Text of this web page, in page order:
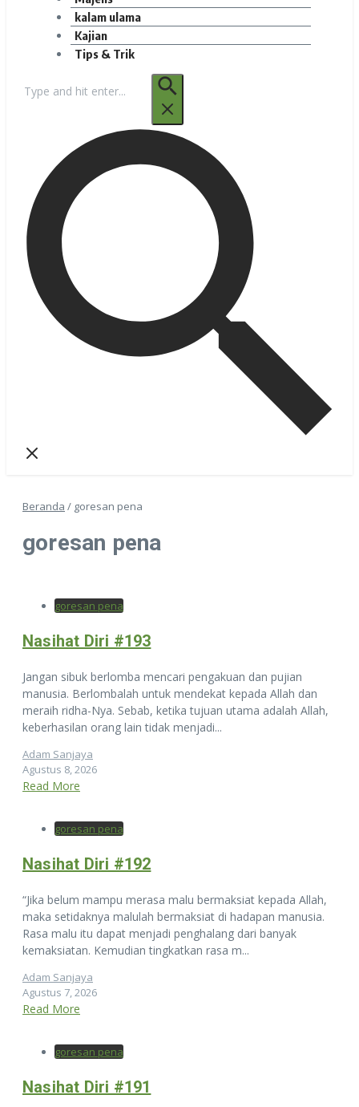
kalam ulama
Kajian
Tips & Trik
untuk:
Beranda / goresan pena
goresan pena
goresan pena
Nasihat Diri #193
Jangan sibuk berlomba mencari pengakuan dan pujian
manusia. Berlombalah untuk mendekat kepada Allah dan
meraih ridha-Nya. Sebab, ketika tujuan utama adalah Allah,
keberhasilan orang lain tidak menjadi...
Adam Sanjaya
Agustus 8, 2026
Read More
goresan pena
Nasihat Diri #192
“Jika belum mampu merasa malu bermaksiat kepada Allah,
maka setidaknya malulah bermaksiat di hadapan manusia.
Rasa malu itu dapat menjadi penghalang dari banyak
kemaksiatan. Kemudian tingkatkan rasa m...
Adam Sanjaya
Agustus 7, 2026
Read More
goresan pena
Nasihat Diri #191